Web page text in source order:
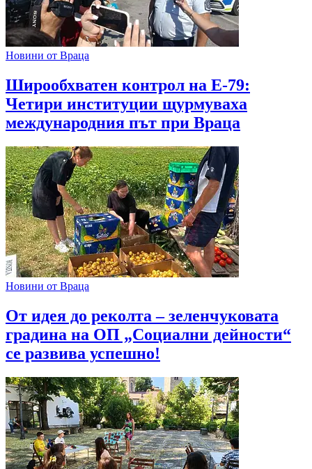
Новини от Враца
Широобхватен контрол на Е-79:
Четири институции щурмуваха
международния път при Враца
Новини от Враца
От идея до реколта – зеленчуковата
градина на ОП „Социални дейности“
се развива успешно!